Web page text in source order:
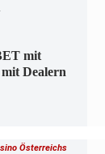
mit
Dealern
Österreichs